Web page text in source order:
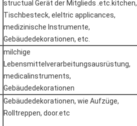
structual Gerät der Mitglieds .etc.kitchen,
Tischbesteck, eleltric applicances,
medizinische Instrumente,
Gebäudedekorationen, etc.
milchige
Lebensmittelverarbeitungsausrüstung,
medicalinstruments,
Gebäudedekorationen
Gebäudedekorationen, wie Aufzüge,
Rolltreppen, door.etc